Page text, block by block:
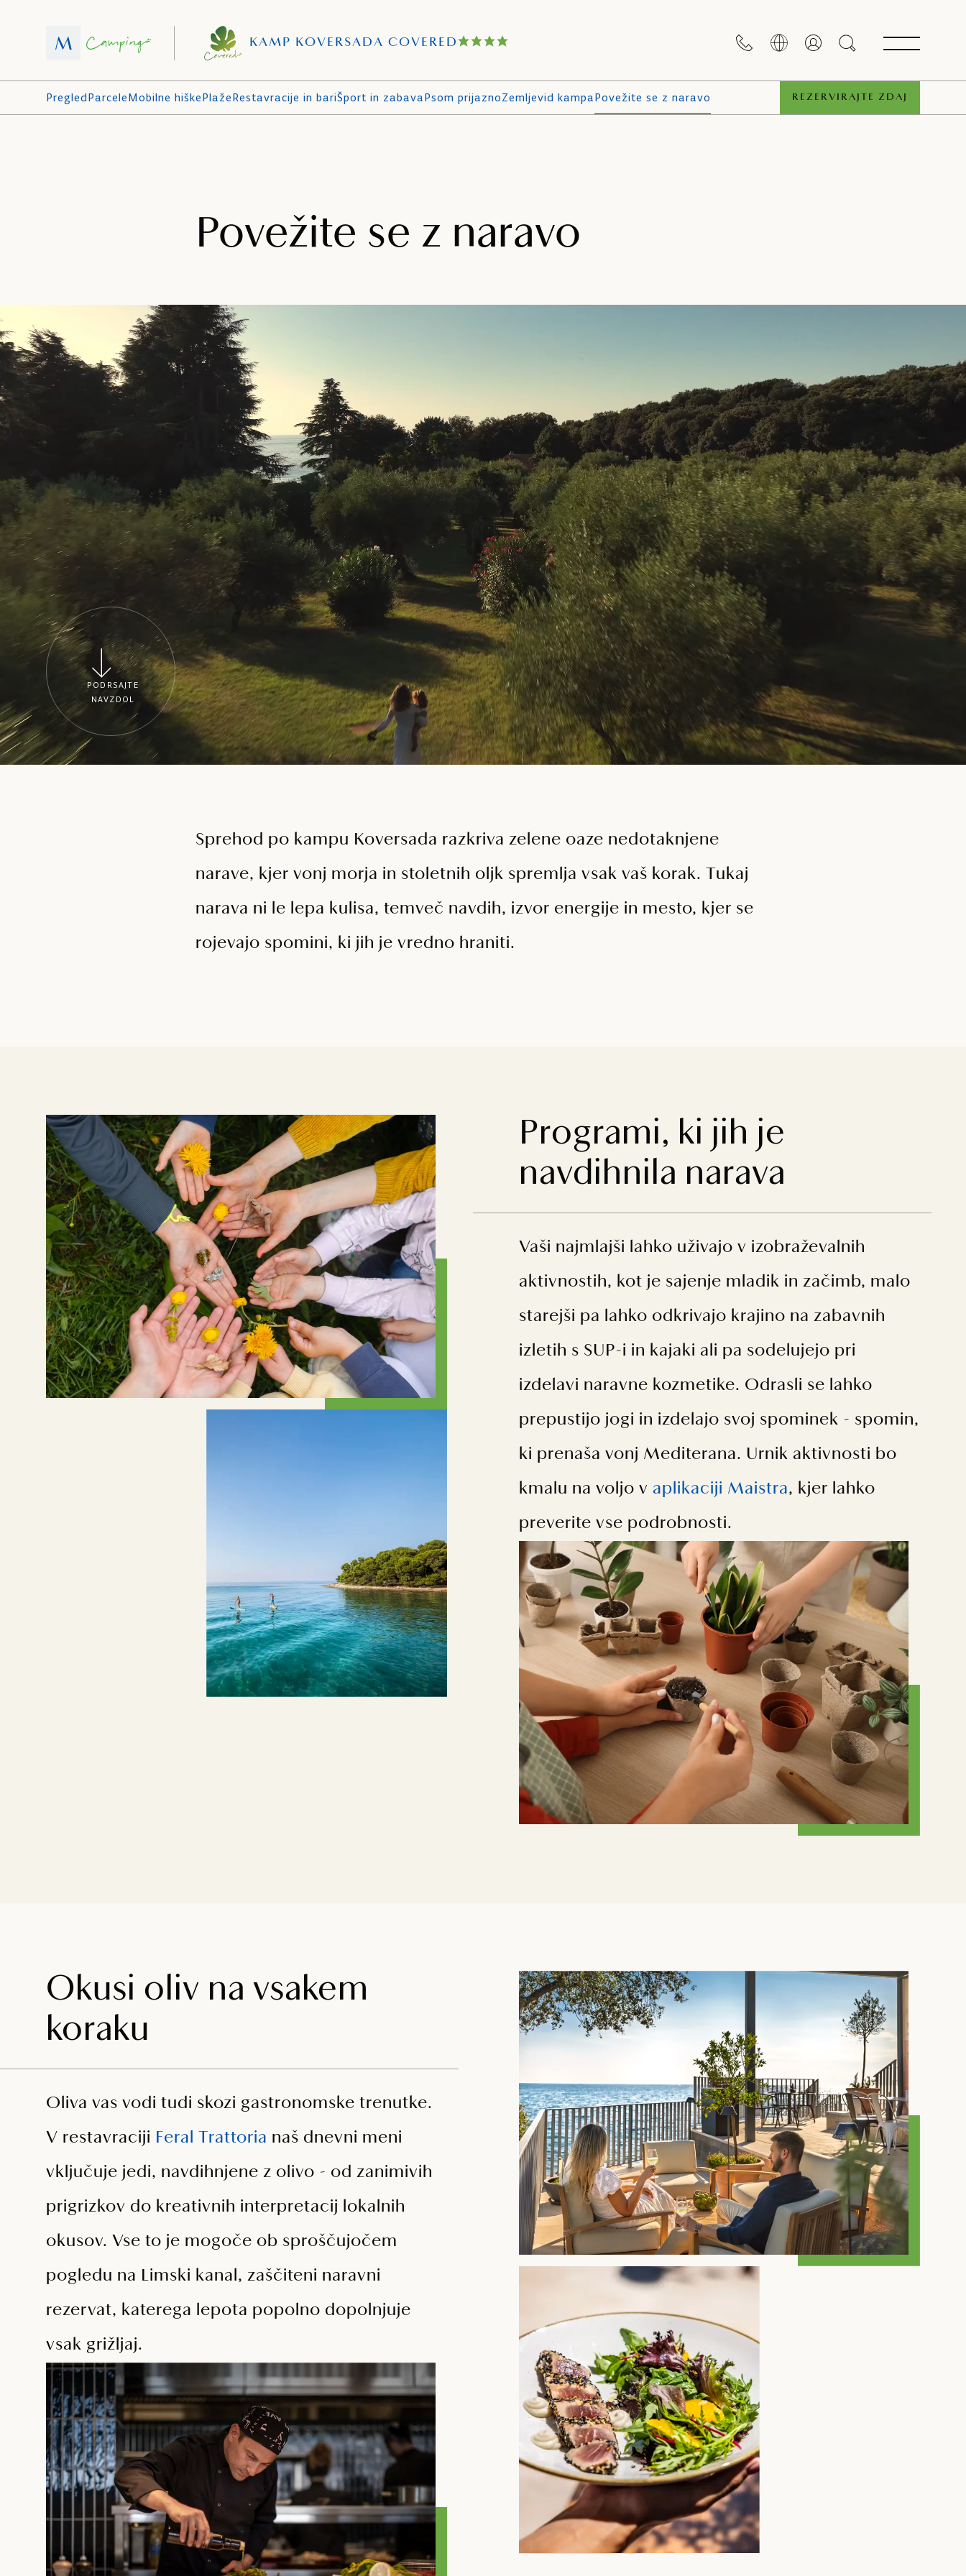
KAMP KOVERSADA COVERED
REZERVIRAJTE ZDAJ
PregledParceleMobilne hiškePlažeRestavracije in bariŠport in zabavaPsom prijaznoZemljevid kampaPovežite se z naravo
Povežite se z naravo
PODRSAJTE
NAVZDOL
Sprehod po kampu Koversada razkriva zelene oaze nedotaknjene
narave, kjer vonj morja in stoletnih oljk spremlja vsak vaš korak. Tukaj
narava ni le lepa kulisa, temveč navdih, izvor energije in mesto, kjer se
rojevajo spomini, ki jih je vredno hraniti.
Programi, ki jih je
navdihnila narava
Vaši najmlajši lahko uživajo v izobraževalnih
aktivnostih, kot je sajenje mladik in začimb, malo
starejši pa lahko odkrivajo krajino na zabavnih
izletih s SUP-i in kajaki ali pa sodelujejo pri
izdelavi naravne kozmetike. Odrasli se lahko
prepustijo jogi in izdelajo svoj spominek - spomin,
ki prenaša vonj Mediterana. Urnik aktivnosti bo
kmalu na voljo v aplikaciji Maistra, kjer lahko
preverite vse podrobnosti.
Okusi oliv na vsakem
koraku
Oliva vas vodi tudi skozi gastronomske trenutke.
V restavraciji Feral Trattoria naš dnevni meni
vključuje jedi, navdihnjene z olivo - od zanimivih
prigrizkov do kreativnih interpretacij lokalnih
okusov. Vse to je mogoče ob sproščujočem
pogledu na Limski kanal, zaščiteni naravni
rezervat, katerega lepota popolno dopolnjuje
vsak grižljaj.